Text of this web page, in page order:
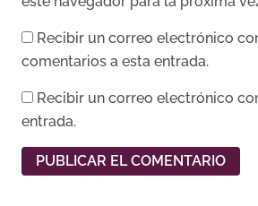
Recibir un correo electrónico
comentarios a esta entrada.
Recibir un correo electrónico
entrada.